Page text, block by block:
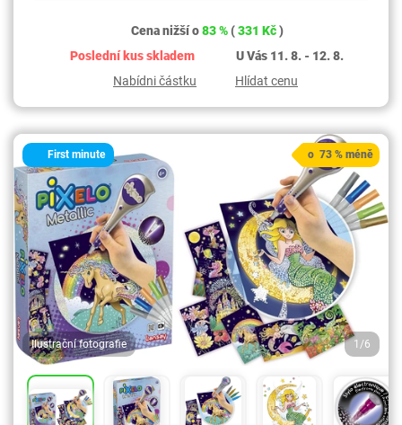
Cena nižší o83 %(331 Kč)
Poslední kus skladem
U Vás 11. 8. - 12. 8.
Nabídni částku
Hlídat cenu
First minute
Ilustrační fotografie 1/6
o 73 % méně